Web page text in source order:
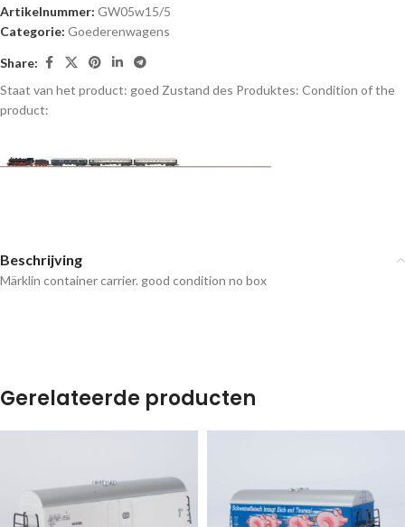
Artikelnummer: GW05w15/5
Categorie: Goederenwagens
Share:
Staat van het product: goed Zustand des Produktes: Condition of the
product:
Beschrijving
Märklin container carrier. good condition no box
Gerelateerde producten